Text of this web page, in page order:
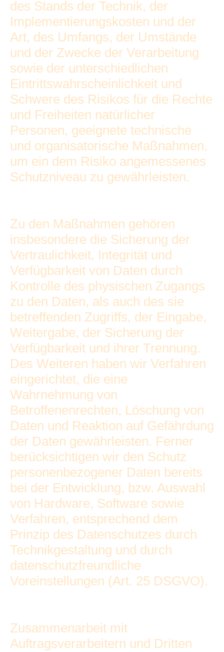
des Stands der Technik, der
Implementierungskosten und der
Art, des Umfangs, der Umstände
und der Zwecke der Verarbeitung
sowie der unterschiedlichen
Eintrittswahrscheinlichkeit und
Schwere des Risikos für die Rechte
und Freiheiten natürlicher
Personen, geeignete technische
und organisatorische Maßnahmen,
um ein dem Risiko angemessenes
Schutzniveau zu gewährleisten.
Zu den Maßnahmen gehören
insbesondere die Sicherung der
Vertraulichkeit, Integrität und
Verfügbarkeit von Daten durch
Kontrolle des physischen Zugangs
zu den Daten, als auch des sie
betreffenden Zugriffs, der Eingabe,
Weitergabe, der Sicherung der
Verfügbarkeit und ihrer Trennung.
Des Weiteren haben wir Verfahren
eingerichtet, die eine
Wahrnehmung von
Betroffenenrechten, Löschung von
Daten und Reaktion auf Gefährdung
der Daten gewährleisten. Ferner
berücksichtigen wir den Schutz
personenbezogener Daten bereits
bei der Entwicklung, bzw. Auswahl
von Hardware, Software sowie
Verfahren, entsprechend dem
Prinzip des Datenschutzes durch
Technikgestaltung und durch
datenschutzfreundliche
Voreinstellungen (Art. 25 DSGVO).
Zusammenarbeit mit
Auftragsverarbeitern und Dritten